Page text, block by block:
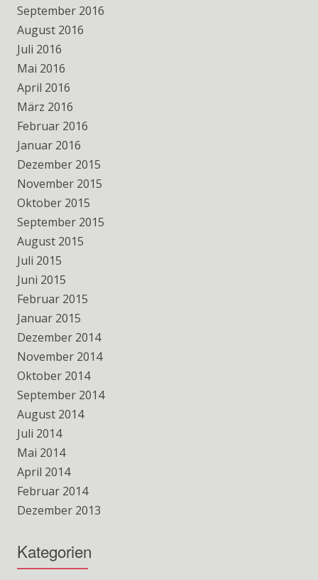
September 2016
August 2016
Juli 2016
Mai 2016
April 2016
März 2016
Februar 2016
Januar 2016
Dezember 2015
November 2015
Oktober 2015
September 2015
August 2015
Juli 2015
Juni 2015
Februar 2015
Januar 2015
Dezember 2014
November 2014
Oktober 2014
September 2014
August 2014
Juli 2014
Mai 2014
April 2014
Februar 2014
Dezember 2013
Kategorien